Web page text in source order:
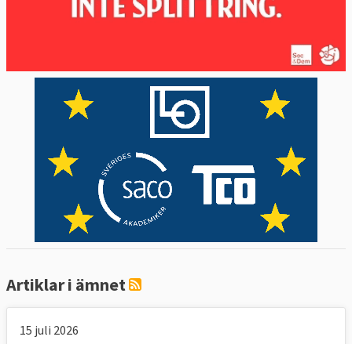
Artiklar i ämnet
15 juli 2026